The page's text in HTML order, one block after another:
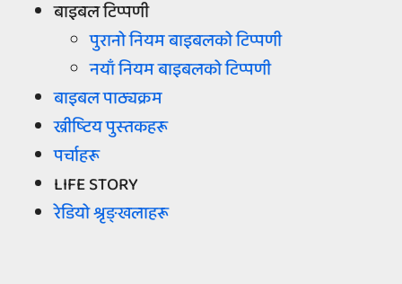
बाइबल टिप्‍पणी
पुरानो नियम बाइबलको टिप्‍पणी
नयाँ नियम बाइबलको टिप्‍पणी
बाइबल पाठ्यक्रम
ख्रीष्‍टिय पुस्‍तकहरू
पर्चाहरू
LIFE STORY
रेडियो श्रृङ्खलाहरू